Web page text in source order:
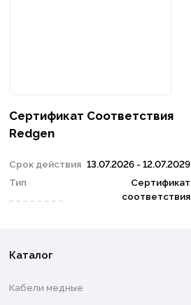
Сертификат Соответствия
Redgen
Срок действия 13.07.2026 - 12.07.2029
Тип
Сертификат
соответствия
Каталог
Кабели медные